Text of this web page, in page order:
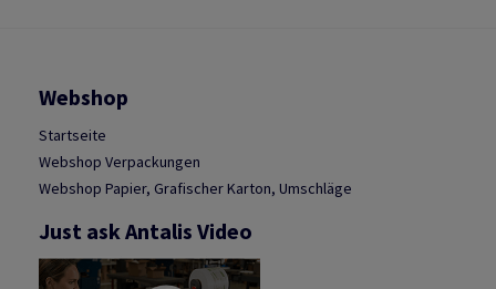
Webshop
Startseite
Webshop Verpackungen
Webshop Papier, Grafischer Karton, Umschläge
Just ask Antalis Video